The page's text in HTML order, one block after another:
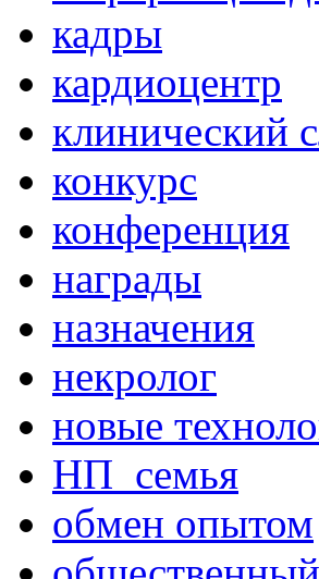
кадры
кардиоцентр
клинический
конкурс
конференция
награды
назначения
некролог
новые
НП_семья
обмен опытом